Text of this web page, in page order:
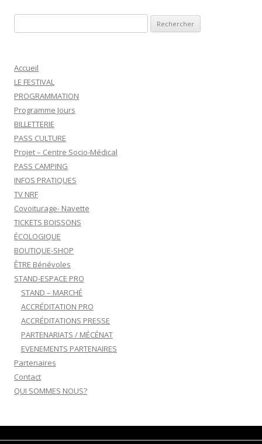
Accueil
LE FESTIVAL
PROGRAMMATION
Programme Jours
BILLETTERIE
PASS CULTURE
Projet – Centre Socio-Médical
PASS CAMPING
INFOS PRATIQUES
TV NRF
Covoiturage- Navette
TICKETS BOISSONS
ÉCOLOGIQUE
BOUTIQUE-SHOP
ÊTRE Bénévoles
STAND-ESPACE PRO
STAND – MARCHÉ
ACCRÉDITATION PRO
ACCRÉDITATIONS PRESSE
PARTENARIATS / MÉCÉNAT
EVENEMENTS PARTENAIRES
Partenaires
Contact
QUI SOMMES NOUS?